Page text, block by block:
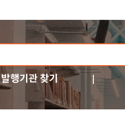
발행기관 찾기